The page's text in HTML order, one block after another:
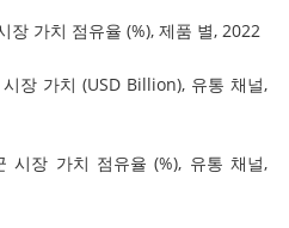
장 가치 점유율 (%), 제품 별, 2022
장 가치 (USD Billion), 유통 채널,
시장 가치 점유율 (%), 유통 채널,